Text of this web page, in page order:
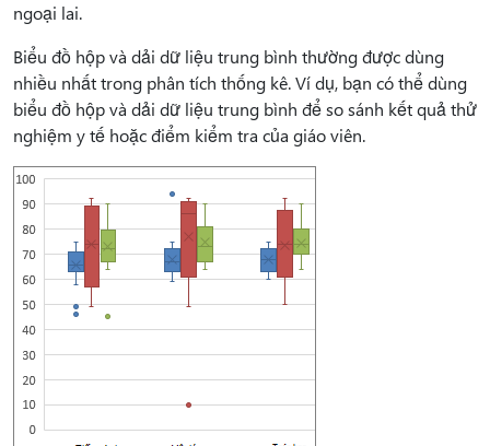
ngoại lai.
Biểu đồ hộp và dải dữ liệu trung bình thường được dùng
nhiều nhất trong phân tích thống kê. Ví dụ, bạn có thể dùng
biểu đồ hộp và dải dữ liệu trung bình để so sánh kết quả thử
nghiệm y tế hoặc điểm kiểm tra của giáo viên.